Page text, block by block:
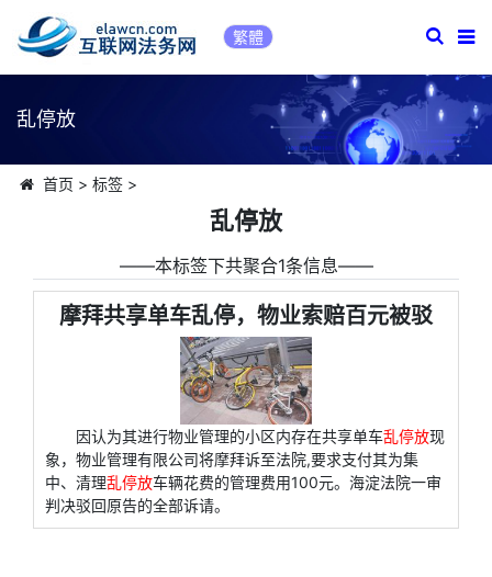
繁體
乱停放
首页 > 标签>
乱停放
――本标签下共聚合1条信息――
摩拜共享单车乱停，物业索赔百元被驳
因认为其进行物业管理的小区内存在共享单车乱停放现
象，物业管理有限公司将摩拜诉至法院,要求支付其为集
中、清理乱停放车辆花费的管理费用100元。海淀法院一审
判决驳回原告的全部诉请。